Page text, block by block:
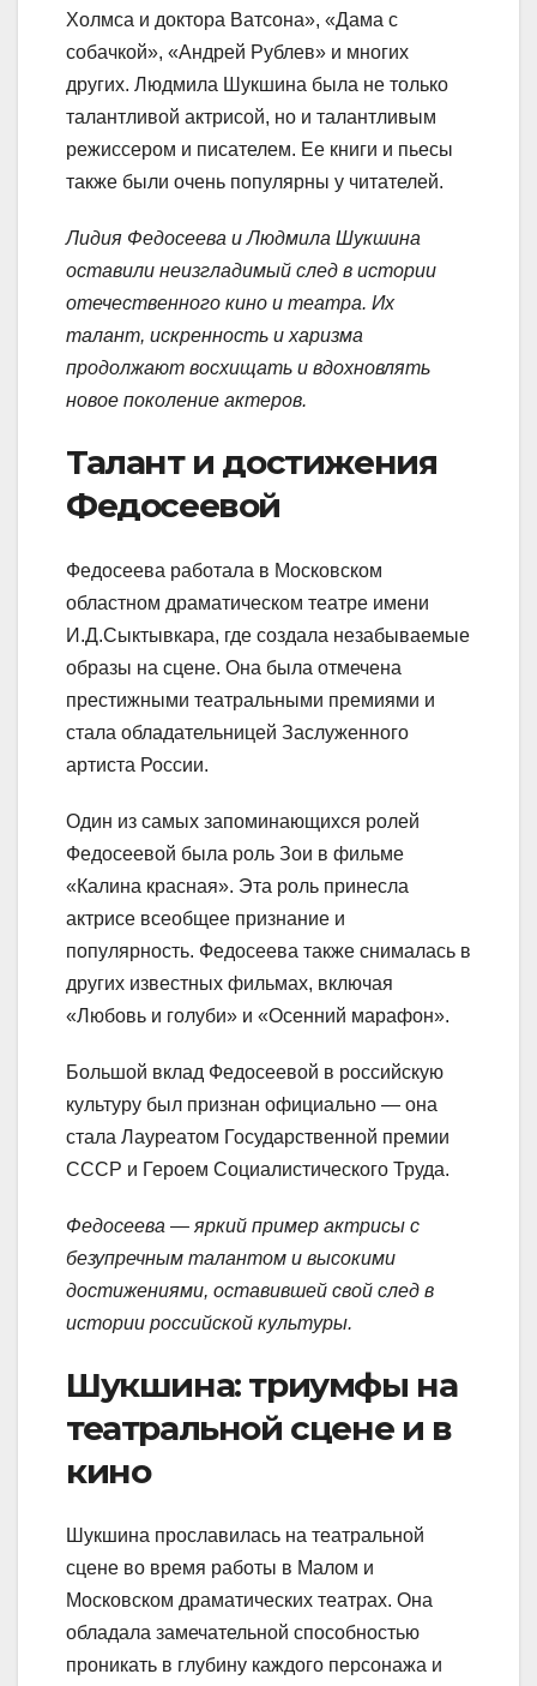
Холмса и доктора Ватсона», «Дама с
собачкой», «Андрей Рублев» и многих
других. Людмила Шукшина была не только
талантливой актрисой, но и талантливым
режиссером и писателем. Ее книги и пьесы
также были очень популярны у читателей.
Лидия Федосеева и Людмила Шукшина
оставили неизгладимый след в истории
отечественного кино и театра. Их
талант, искренность и харизма
продолжают восхищать и вдохновлять
новое поколение актеров.
Талант и достижения
Федосеевой
Федосеева работала в Московском
областном драматическом театре имени
И.Д.Сыктывкара, где создала незабываемые
образы на сцене. Она была отмечена
престижными театральными премиями и
стала обладательницей Заслуженного
артиста России.
Один из самых запоминающихся ролей
Федосеевой была роль Зои в фильме
«Калина красная». Эта роль принесла
актрисе всеобщее признание и
популярность. Федосеева также снималась в
других известных фильмах, включая
«Любовь и голуби» и «Осенний марафон».
Большой вклад Федосеевой в российскую
культуру был признан официально — она
стала Лауреатом Государственной премии
СССР и Героем Социалистического Труда.
Федосеева — яркий пример актрисы с
безупречным талантом и высокими
достижениями, оставившей свой след в
истории российской культуры.
Шукшина: триумфы на
театральной сцене и в
кино
Шукшина прославилась на театральной
сцене во время работы в Малом и
Московском драматических театрах. Она
обладала замечательной способностью
проникать в глубину каждого персонажа и